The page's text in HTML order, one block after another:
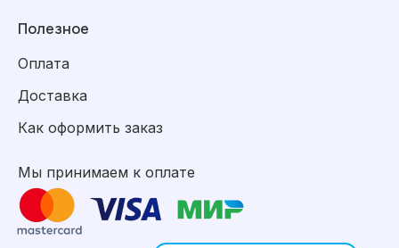
Полезное
Оплата
Доставка
Как оформить заказ
Мы принимаем к оплате